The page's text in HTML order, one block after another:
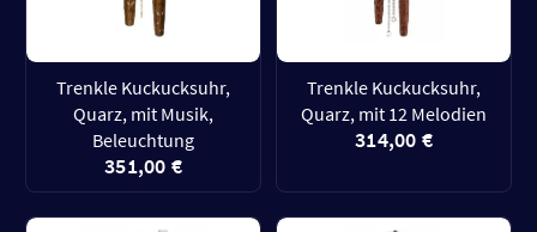
Trenkle Kuckucksuhr,
Quarz, mit Musik,
Beleuchtung
351,00 €
Trenkle Kuckucksuhr,
Quarz, mit 12 Melodien
314,00 €